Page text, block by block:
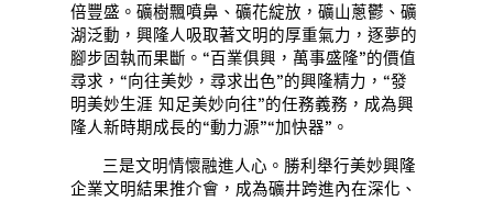
倍豐盛。礦樹飄噴鼻、礦花綻放，礦山蔥鬱、礦
湖泛動，興隆人吸取著文明的厚重氣力，逐夢的
腳步固執而果斷。“百業俱興，萬事盛隆”的價值
尋求，“向往美妙，尋求出色”的興隆精力，“發
明美妙生涯 知足美妙向往”的任務義務，成為興
隆人新時期成長的“動力源”“加快器”。
三是文明情懷融進人心。勝利舉行美妙興隆
企業文明結果推介會，成為礦井跨進內在深化、